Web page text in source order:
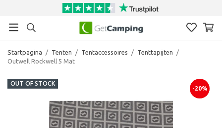
Startpagina / Tenten / Tentaccessoires / Tenttapijten
/
Outwell Rockwell 5 Mat
OUT OF STOCK
-20%